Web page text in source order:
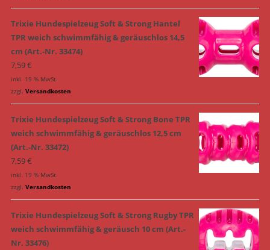
Trixie Hundespielzeug Soft & Strong Hantel
TPR weich schwimmfähig & geräuschlos 14,5
cm (Art.-Nr. 33474)
7,59€
inkl. 19 % MwSt.
zzgl. Versandkosten
Trixie Hundespielzeug Soft & Strong Bone TPR
weich schwimmfähig & geräuschlos 12,5 cm
(Art.-Nr. 33472)
7,59€
inkl. 19 % MwSt.
zzgl. Versandkosten
Trixie Hundespielzeug Soft & Strong Rugby TPR
weich schwimmfähig & geräusch 10 cm (Art.-
Nr. 33476)